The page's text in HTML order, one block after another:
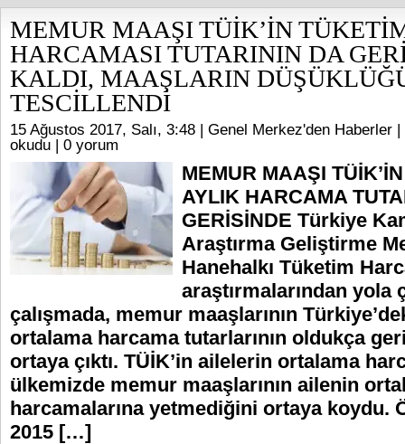
MEMUR MAAŞI TÜİK’İN
HARCAMASI TUTARININ DA
KALDI, MAAŞLARIN
TESCİLLENDİ
15 Ağustos 2017, Salı, 3:48 | Genel Merkez'den Haberler |
okudu | 0 yorum
MEMUR MAAŞI
AYLIK HARCAMA
GERİSİNDE Türkiye
Araştırma Geliştirme
Hanehalkı Tüketim
araştırmalarından yola
çalışmada, memur maaşlarının
ortalama harcama tutarlarının oldukça
ortaya çıktı. TÜİK’in ailelerin ortalama
ülkemizde memur maaşlarının ailenin
harcamalarına yetmediğini ortaya koydu.
2015 […]